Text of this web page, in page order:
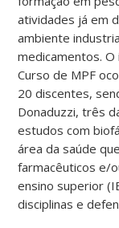
atividades já em
ambiente
medicamentos.
Curso de MPF
20 discentes,
Donaduzzi, três
estudos com
área da saúde
farmacêuticos e/
ensino superior
disciplinas e